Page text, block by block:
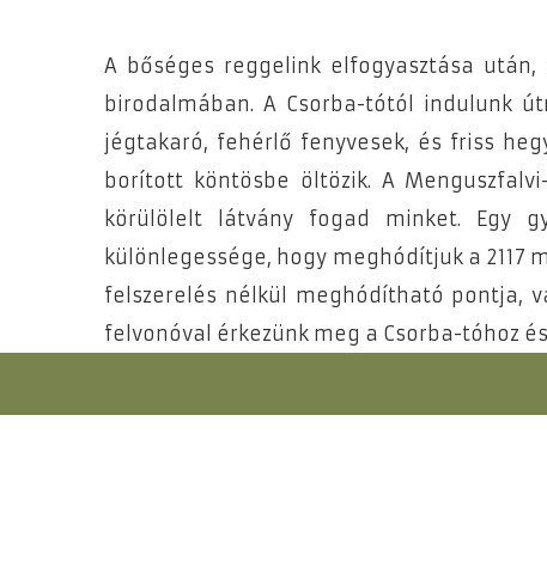
A bőséges reggelink elfogyasztása
birodalmában. A Csorba-tótól indulunk
jégtakaró, fehérlő fenyvesek, és friss
borított köntösbe öltözik. A
körülölelt látvány fogad minket. Egy
különlegessége, hogy meghódítjuk a 2117
felszerelés nélkül meghódítható pontja,
felvonóval érkezünk meg a Csorba-tóhoz